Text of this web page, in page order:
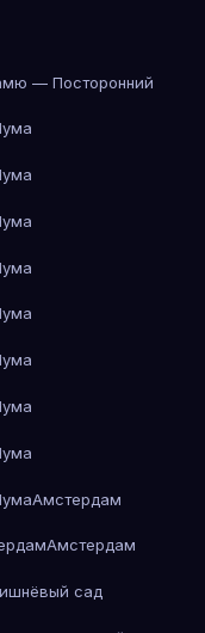
— Посторонний
Амстердам
Амстердам
сад